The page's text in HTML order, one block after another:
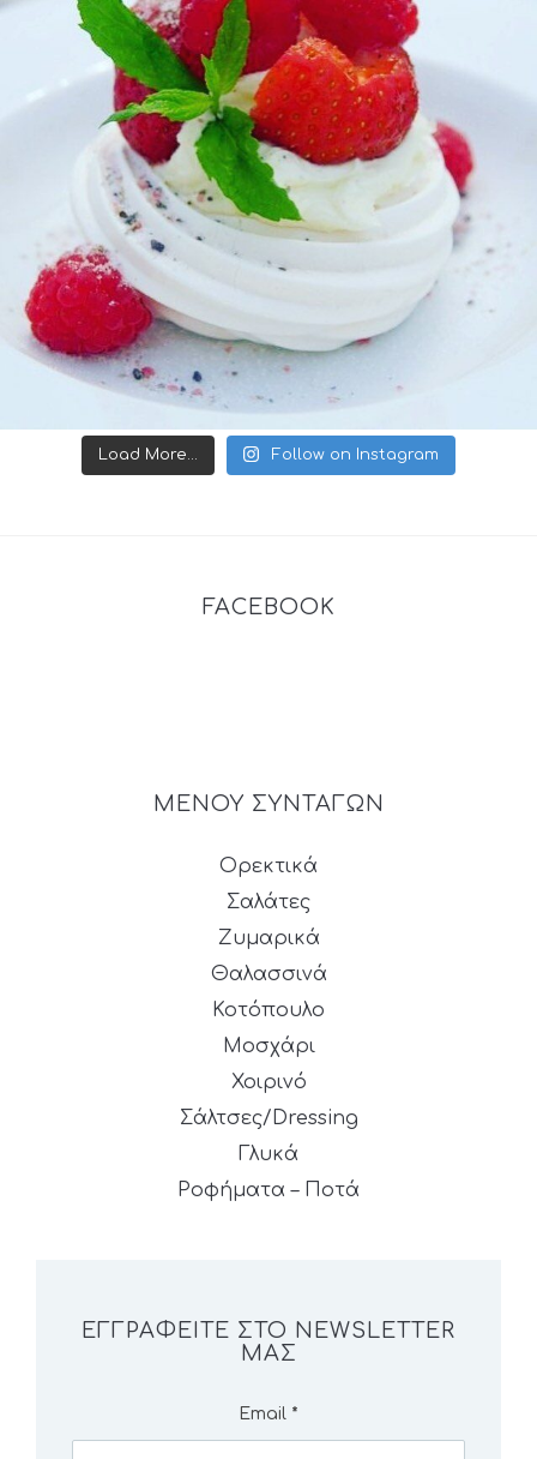
Load More... Follow on Instagram
FACEBOOK
ΜΕΝΟΥ ΣΥΝΤΑΓΩΝ
Ορεκτικά
Σαλάτες
Ζυμαρικά
Θαλασσινά
Κοτόπουλο
Μοσχάρι
Χοιρινό
Σάλτσες/Dressing
Γλυκά
Ροφήματα – Ποτά
ΕΓΓΡΑΦΕΊΤΕ ΣΤΟ NEWSLETTER
ΜΑΣ
Email *